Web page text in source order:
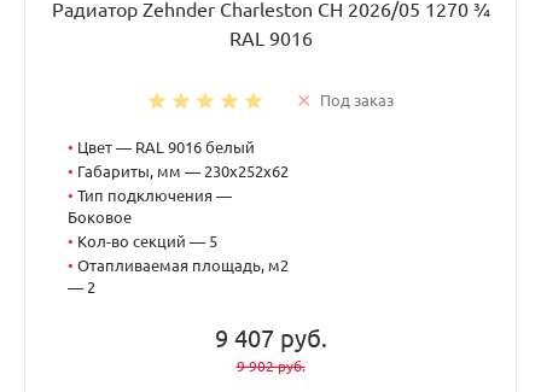
Радиатор Zehnder Charleston CH 2026/05 1270 ¾
RAL 9016
Под заказ
• Цвет — RAL 9016 белый
• Габариты, мм — 230x252x62
• Тип подключения —
Боковое
• Кол-во секций — 5
• Отапливаемая площадь, м2
— 2
9 407 руб.
9 902 руб.